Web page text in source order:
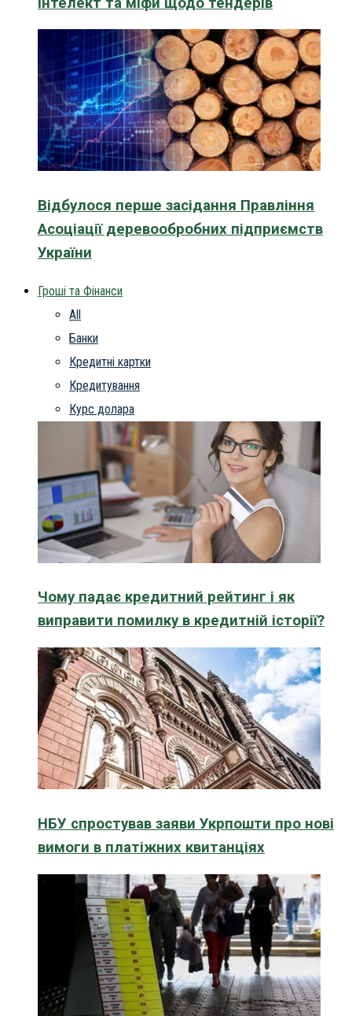
Відбулося перше засідання Правління
Асоціації деревообробних підприємств
України
Гроші та Фінанси
All
Банки
Кредитні картки
Кредитування
Курс долара
Чому падає кредитний рейтинг і як
виправити помилку в кредитній історії?
НБУ спростував заяви Укрпошти про нові
вимоги в платіжних квитанціях